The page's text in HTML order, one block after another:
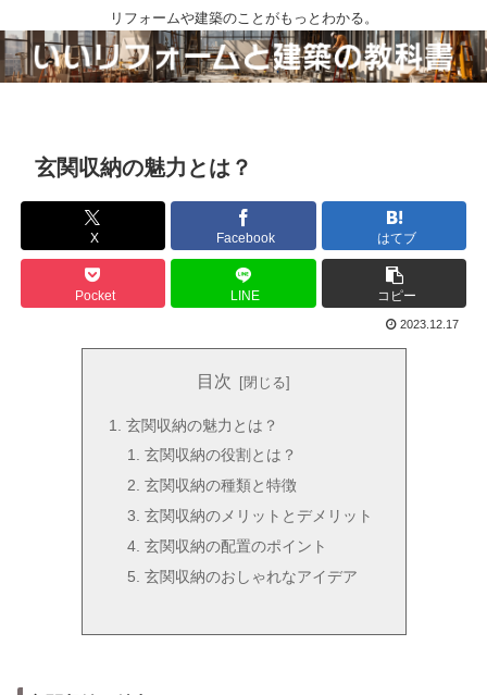
リフォームや建築のことがもっとわかる。
玄関収納の魅力とは？
X Facebook はてブ
Pocket LINE コピー
2023.12.17
目次
玄関収納の魅力とは？
玄関収納の役割とは？
玄関収納の種類と特徴
玄関収納のメリットとデメリット
玄関収納の配置のポイント
玄関収納のおしゃれなアイデア